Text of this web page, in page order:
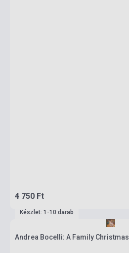
4 750 Ft
Készlet: 1-10 darab
Andrea Bocelli: A Family Christmas